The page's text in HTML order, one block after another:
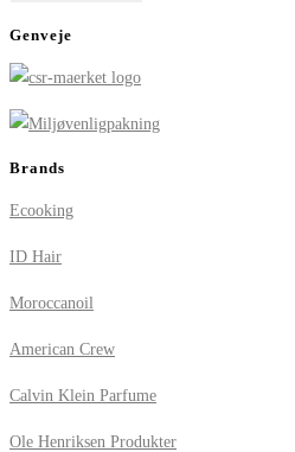
Genveje
Brands
Ecooking
ID Hair
Moroccanoil
American Crew
Calvin Klein Parfume
Ole Henriksen Produkter